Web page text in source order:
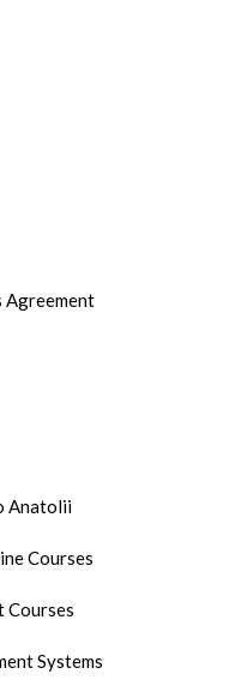
Agreement
Anatolii
Courses
Courses
Systems